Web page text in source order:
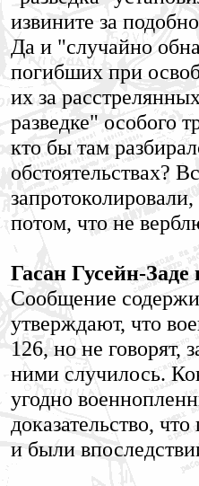
извините за
Да и "случайно
погибших при
их за
разведке" особого
кто бы там
обстоятельствах?
потом, что не
Гасан Гусейн-Заде
Сообщение
утверждают, что
126, но не говорят,
ними случилось.
угодно
доказательство,
и были